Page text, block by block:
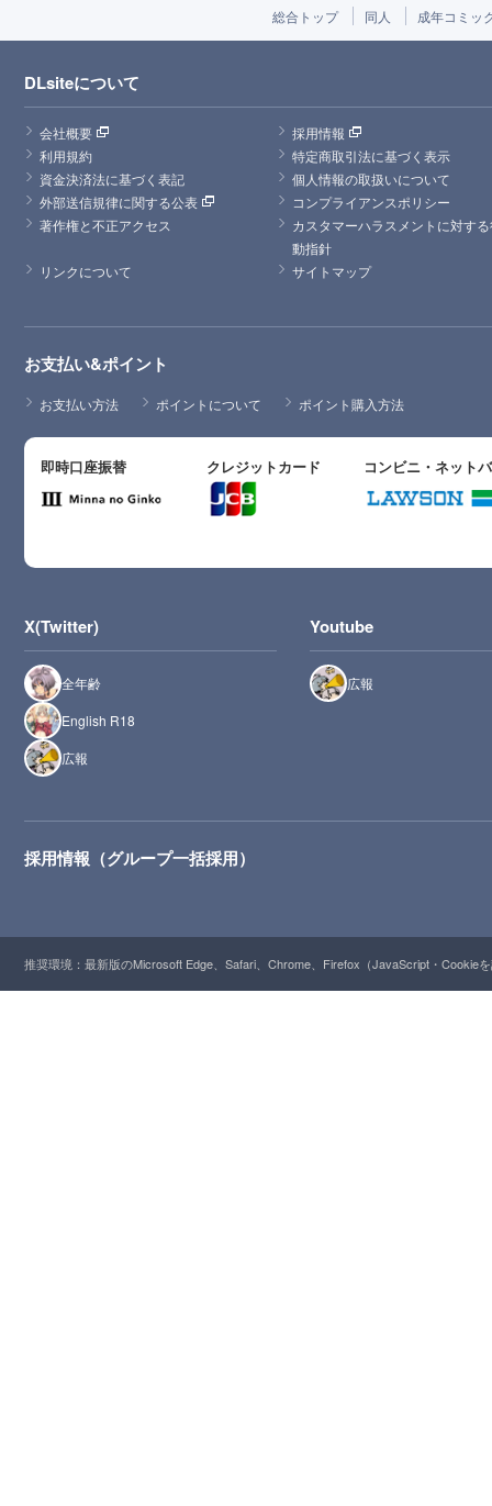
総合トップ 同人 成年コミッ
DLsiteについて
会社概要
採用情報
利用規約
特定商取引法に基づく表示
資金決済法に基づく表記
個人情報の取扱いについて
外部送信規律に関する公表
コンプライアンスポリシー
著作権と不正アクセス
カスタマーハラスメントに対す
動指針
リンクについて
サイトマップ
お支払い&ポイント
お支払い方法 ポイントについて ポイント購入方法
即時口座振替 クレジットカード コンビニ・ネット
X(Twitter)
全年齢
English R18
広報
Youtube
広報
採用情報（グループ一括採用）
推奨環境：最新版のMicrosoft Edge、Safari、Chrome、Firefox（JavaScript・Cookie